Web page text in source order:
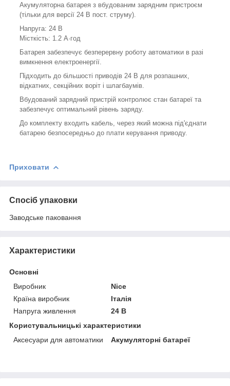
Акумуляторна батарея з вбудованим зарядним пристроєм
(тільки для версії 24 В пост. струму).
Напруга: 24 В
Місткість: 1.2 А·год
Батарея забезпечує безперервну роботу автоматики в разі
вимкнення електроенергії.
Підходить до більшості приводів 24 В для розпашних,
відкатних, секційних воріт і шлагбаумів.
Вбудований зарядний пристрій контролює стан батареї та
забезпечує оптимальний рівень заряду.
До комплекту входить кабель, через який можна під'єднати
батарею безпосередньо до плати керування приводу.
Приховати
Спосіб упаковки
Заводське паковання
Характеристики
Основні
Виробник
Nice
Країна виробник
Італія
Напруга живлення
24 В
Користувальницькі характеристики
Аксесуари для автоматики
Акумуляторні батареї